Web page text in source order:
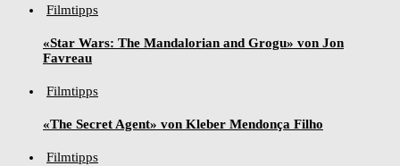
Filmtipps
«Star Wars: The Mandalorian and Grogu» von Jon
Favreau
Filmtipps
«The Secret Agent» von Kleber Mendonça Filho
Filmtipps